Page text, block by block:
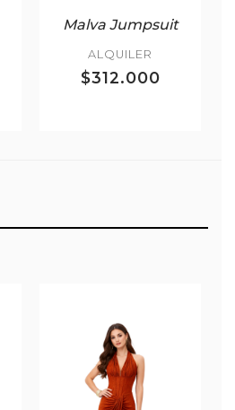
Malva Jumpsuit
ALQUILER
$312.000